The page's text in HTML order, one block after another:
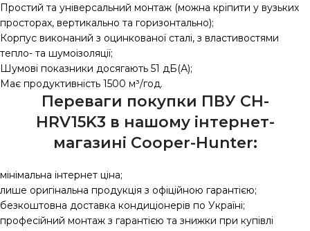
Простий та універсальний монтаж (можна кріпити у вузьких
просторах, вертикально та горизонтально);
Корпус виконаний з оцинкованої сталі, з властивостями
тепло- та шумоізоляції;
Шумові показники досягають 51 дБ(А);
Має продуктивність 1500 м³/год.
Переваги покупки ПВУ CH-
HRV15K3 в нашому інтернет-
магазині Сooper-Hunter:
мінімальна інтернет ціна;
лише оригінальна продукція з офіційною гарантією;
безкоштовна доставка кондиціонерів по Україні;
професійний монтаж з гарантією та знижки при купівлі